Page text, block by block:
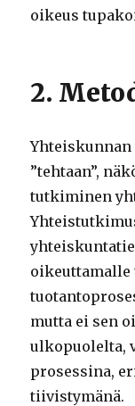
oikeus
2.
”tehtaan”,
tutkiminen
mutta ei sen
ulkopuolelta,
prosessina,
tiivistymänä.